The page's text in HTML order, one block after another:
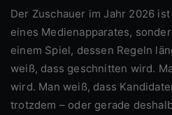
Der Zuschauer im Jahr 2026 ist kein passives Opfer
eines Medienapparates,
einem Spiel, dessen Regeln
weiß, dass geschnitten wird.
wird. Man weiß, dass
trotzdem – oder gerade